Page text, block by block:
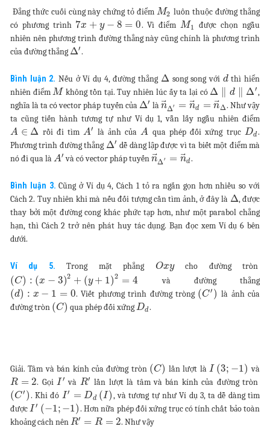
Đẳng thức cuối cùng này chứng tỏ điểm M2 luôn thuộc đường thẳng
có phương trình 7x + y − 8 = 0. Vì điểm M1
được chọn ngẫu
nhiên nên phương trình đường thẳng này cũng chính là phương trình
của đường thẳng Δ′.
Bình luận 2. Nếu ở Ví dụ 4, đường thẳng Δsong song với dthì hiển
nhiên điểmM không tồn tại. Tuy nhiên lúc ấy ta lại có Δ d Δ′,
nghĩa là ta có vector pháp tuyến của Δ′ làn⃗Δ′ = n⃗d = n⃗Δ. Như vậy
ta cũng tiến hành tương tự như Ví dụ 1, vẫn lấy ngẫu nhiên điểm
A ∈ Δ rồi đi tìmA′ là ảnh củaA qua phép đối xứng trục Dd.
Phương trình đường thẳng Δ′ dễ dàng lập được vì ta biết một điểm mà
nó đi qua làA′ và có vector pháp tuyếnn⃗Δ ′ = n⃗d.
Bình luận 3. Cũng ở Ví dụ 4, Cách 1 tỏ ra ngắn gọn hơn nhiều so với
Cách 2. Tuy nhiên khi mà nếu đối tượng cần tìm ảnh, ở đây là Δ, được
thay bởi một đường cong khác phức tạp hơn, như một parabol chẳng
hạn, thì Cách 2 trở nên phát huy tác dụng. Bạn đọc xem Ví dụ 6 bên
dưới.
Ví dụ 5.Trong mặt phẳng Oxycho đường tròn
(C) : (x − 3)2 + (y + 1)2 = 4 và đường thẳng
(d) : x − 1 = 0. Viết phương trình đường tròng (C′ ) là ảnh của
đường tròn (C) qua phép đối xứngDd.
Giải. Tâm và bán kính của đường tròn (C) lần lượt là I (3; −1) và
R = 2. GọiI ′ và R′ lần lượt là tâm và bán kính của đường tròn
(C′ ). Khi đó I′ = Dd (I), và tương tự như Ví dụ 3, ta dễ dàng tìm
đượcI ′ (−1; −1). Hơn nữa phép đối xứng trục có tính chất bảo toàn
khoảng cách nênR′ = R = 2. Như vậy